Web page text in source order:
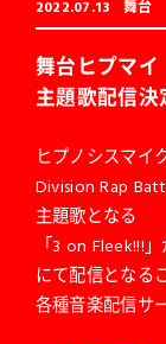
2022.07.13 舞台
舞台ヒプマ
主題歌配信決
ヒプノシスマイ
Division Rap
主題歌となる
「3 on Fleek!!!
にて配信となる
各種音楽配信サ